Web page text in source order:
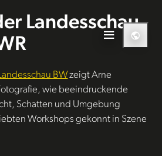
Landesschau
BWzeigt Arne
wie beeindruckende
Schatten und Umgebung
Workshops gekonnt in Szene